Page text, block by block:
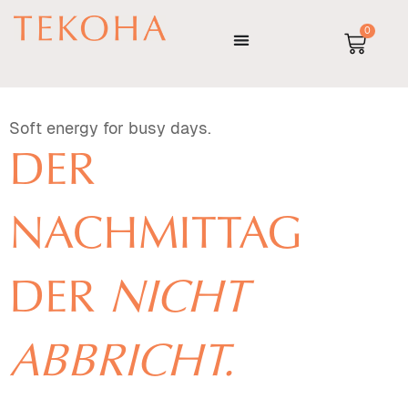
Zum
Inhalt
0
Soft energy for busy days.
DER
NACHMITTAG
DER NICHT
ABBRICHT.